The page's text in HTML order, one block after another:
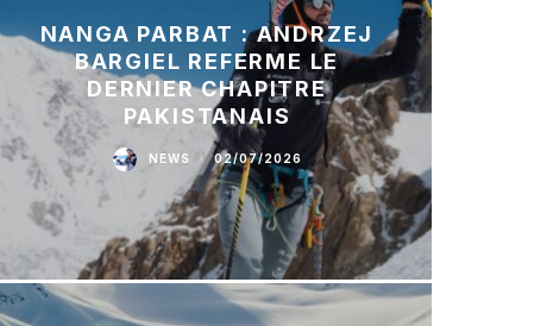
NANGA PARBAT : ANDRZEJ
BARGIEL REFERME LE
DERNIER CHAPITRE
PAKISTANAIS
NEWS · 02/07/2026